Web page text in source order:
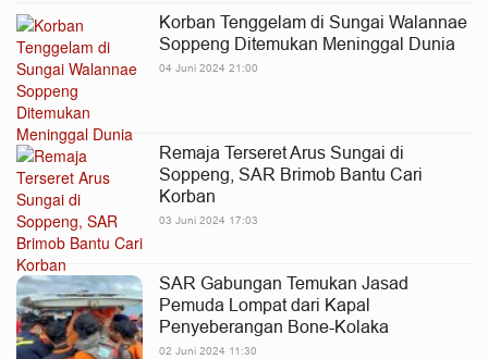
Korban Tenggelam di Sungai Walannae
Soppeng Ditemukan Meninggal Dunia
04 Juni 2024 21:00
Remaja Terseret Arus Sungai di
Soppeng, SAR Brimob Bantu Cari
Korban
03 Juni 2024 17:03
SAR Gabungan Temukan Jasad
Pemuda Lompat dari Kapal
Penyeberangan Bone-Kolaka
02 Juni 2024 11:30